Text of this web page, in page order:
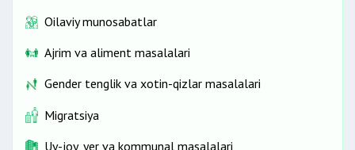
Oilaviy munosabatlar
Ajrim va aliment masalalari
Gender tenglik va xotin-qizlar masalalari
Migratsiya
Uy-joy, yer va kommunal masalalari